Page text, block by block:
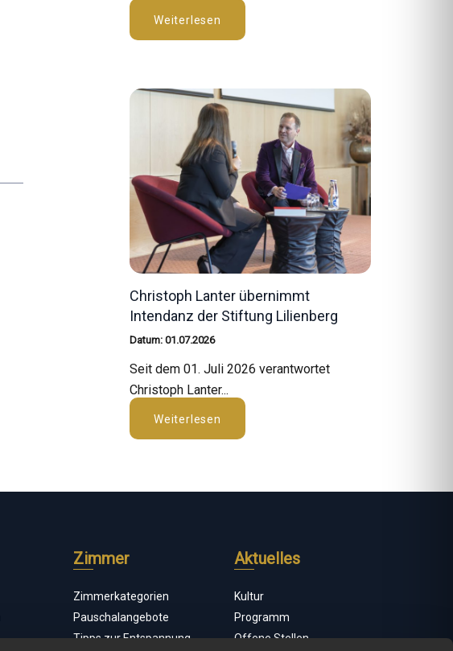
Weiterlesen
Christoph Lanter übernimmt
Intendanz der Stiftung Lilienberg
Datum: 01.07.2026
Seit dem 01. Juli 2026 verantwortet
Christoph Lanter...
Weiterlesen
Zimmer
Zimmerkategorien
Pauschalangebote
Tipps zur Entspannung
Aktuelles
Kultur
Programm
Offene Stellen